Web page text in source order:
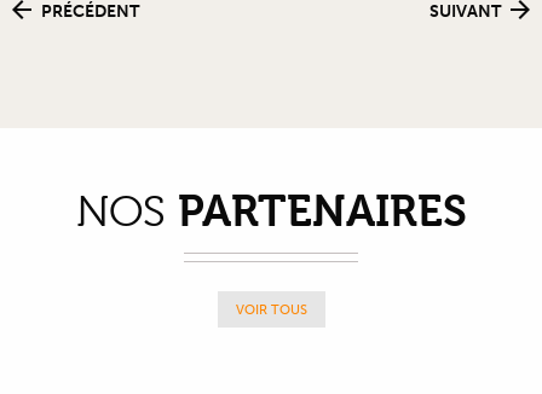
PRÉCÉDENT SUIVANT
NOS PARTENAIRES
VOIR TOUS